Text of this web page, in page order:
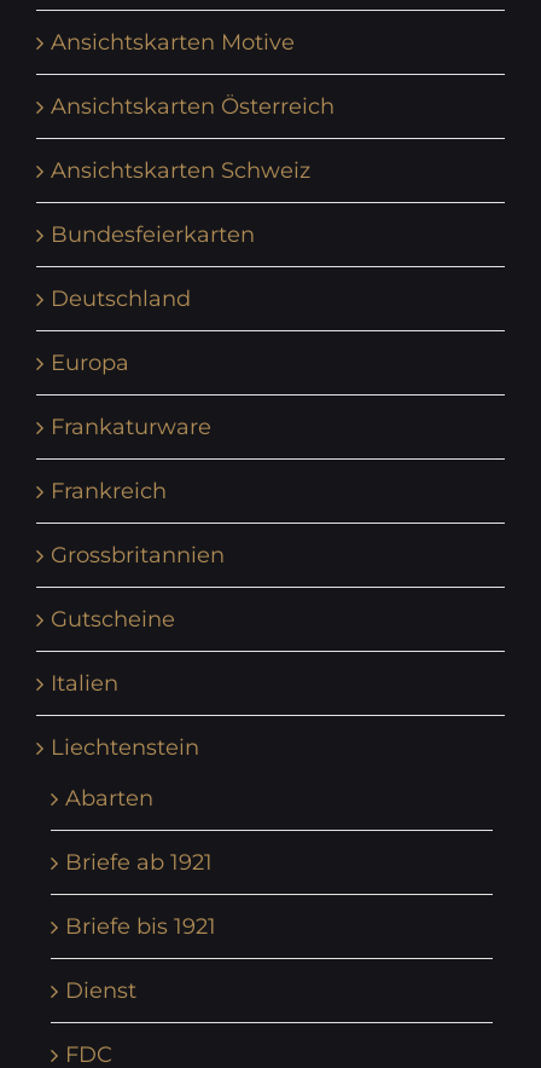
Ansichtskarten Motive
Ansichtskarten Österreich
Ansichtskarten Schweiz
Bundesfeierkarten
Deutschland
Europa
Frankaturware
Frankreich
Grossbritannien
Gutscheine
Italien
Liechtenstein
Abarten
Briefe ab 1921
Briefe bis 1921
Dienst
FDC